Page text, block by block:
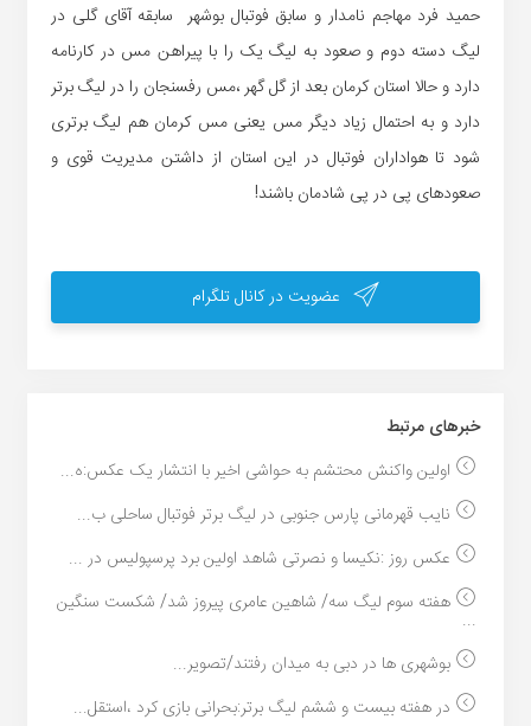
حمید فرد مهاجم نامدار و سابق فوتبال بوشهر سابقه آقای گلی در
لیگ دسته دوم و صعود به لیگ یک را با پیراهن مس در کارنامه
دارد و حالا استان کرمان بعد از گل گهر ،مس رفسنجان را در لیگ برتر
دارد و به احتمال زیاد دیگر مس یعنی مس کرمان هم لیگ برتری
شود تا هواداران فوتبال در این استان از داشتن مدیریت قوی و
صعودهای پی در پی شادمان باشند!
عضویت در کانال تلگرام
خبر‌های مرتبط
اولین واکنش محتشم به حواشی اخیر با انتشار یک عکس:ه...
نایب قهرمانی پارس جنوبی در لیگ برتر فوتبال ساحلی ب...
عکس روز :نکیسا و نصرتی شاهد اولین برد پرسپولیس در ...
هفته سوم لیگ سه/ شاهین عامری پیروز شد/ شکست سنگین
...
بوشهری ها در دبی به میدان رفتند/تصویر...
در هفته بیست و ششم لیگ برتر:بحرانی بازی کرد ،استقل...